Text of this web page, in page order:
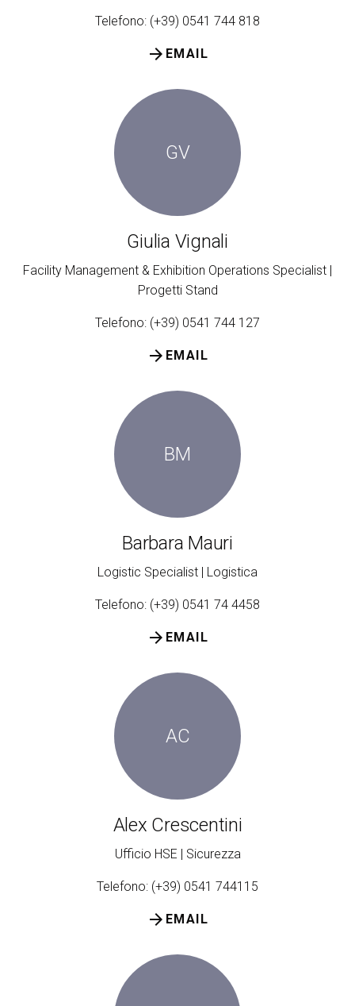
Telefono: (+39) 0541 744 818
EMAIL
arrow_forward
GV
Giulia Vignali
Facility Management & Exhibition Operations Specialist |
Progetti Stand
Telefono: (+39) 0541 744 127
EMAIL
arrow_forward
BM
Barbara Mauri
Logistic Specialist | Logistica
Telefono: (+39) 0541 74 4458
EMAIL
arrow_forward
AC
Alex Crescentini
Ufficio HSE | Sicurezza
Telefono: (+39) 0541 744115
EMAIL
arrow_forward